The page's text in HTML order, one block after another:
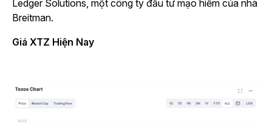
Ledger Solutions, một công ty đầu tư mạo hiểm của nhà
Breitman.
Giá XTZ Hiện Nay